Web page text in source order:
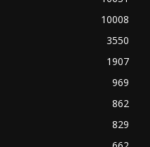
10008
3550
1907
969
862
829